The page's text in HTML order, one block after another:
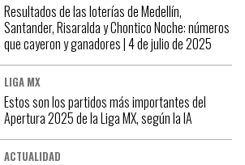
Resultados de las loterías de Medellín,
Santander, Risaralda y Chontico Noche: números
que cayeron y ganadores | 4 de julio de 2025
LIGA MX
Estos son los partidos más importantes del
Apertura 2025 de la Liga MX, según la IA
ACTUALIDAD